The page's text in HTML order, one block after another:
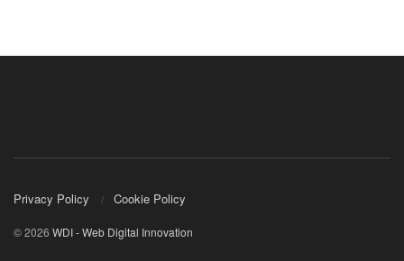
Privacy Policy Cookie Policy
© 2026 WDI - Web Digital Innovation